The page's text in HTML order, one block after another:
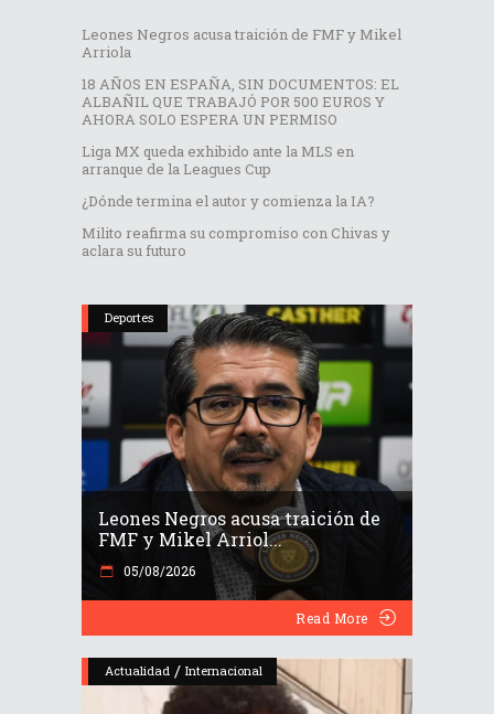
Leones Negros acusa traición de FMF y Mikel
Arriola
18 AÑOS EN ESPAÑA, SIN DOCUMENTOS: EL
ALBAÑIL QUE TRABAJÓ POR 500 EUROS Y
AHORA SOLO ESPERA UN PERMISO
Liga MX queda exhibido ante la MLS en
arranque de la Leagues Cup
¿Dónde termina el autor y comienza la IA?
Milito reafirma su compromiso con Chivas y
aclara su futuro
Deportes
Leones Negros acusa traición de
FMF y Mikel Arriol...
05/08/2026
Read More
Actualidad / Internacional